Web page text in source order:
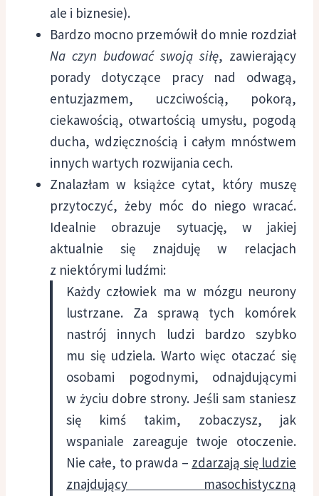
ale i biznesie).
Bardzo mocno przemówił do mnie rozdział
Na czyn budować swoją siłę, zawierający
porady dotyczące pracy nad odwagą,
entuzjazmem, uczciwością, pokorą,
ciekawością, otwartością umysłu, pogodą
ducha, wdzięcznością i całym mnóstwem
innych wartych rozwijania cech.
Znalazłam w książce cytat, który muszę
przytoczyć, żeby móc do niego wracać.
Idealnie obrazuje sytuację, w jakiej
aktualnie się znajduję w relacjach
z niektórymi ludźmi:
Każdy człowiek ma w mózgu neurony
lustrzane. Za sprawą tych komórek
nastrój innych ludzi bardzo szybko
mu się udziela. Warto więc otaczać się
osobami pogodnymi, odnajdującymi
w życiu dobre strony. Jeśli sam staniesz
się kimś takim, zobaczysz, jak
wspaniale zareaguje twoje otoczenie.
Nie całe, to prawda – zdarzają się ludzie
znajdujący masochistyczną